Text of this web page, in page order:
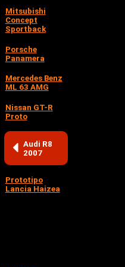
Mitsubishi
Concept
Sportback
Porsche
Panamera
Mercedes Benz
ML 63 AMG
Nissan GT-R
Proto
Audi R8
2007
Prototipo
Lancia Haizea